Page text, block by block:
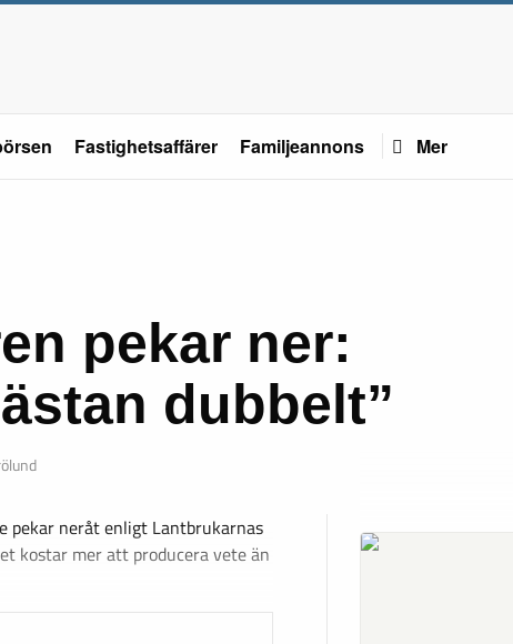
Fastighetsaffärer Familjeannons Mer
pekar ner:
dubbelt”
pekar neråt enligt Lantbrukarnas
kostar mer att producera vete än